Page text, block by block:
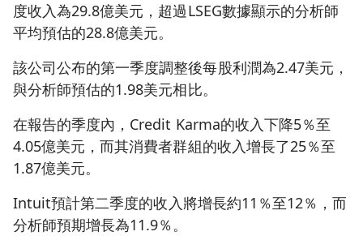
度收入為29.8億美元，超過LSEG數據顯示的分析師
平均預估的28.8億美元。
該公司公布的第一季度調整後每股利潤為2.47美元，
與分析師預估的1.98美元相比。
在報告的季度內，Credit Karma的收入下降5％至
4.05億美元，而其消費者群組的收入增長了25％至
1.87億美元。
Intuit預計第二季度的收入將增長約11％至12％，而
分析師預期增長為11.9％。